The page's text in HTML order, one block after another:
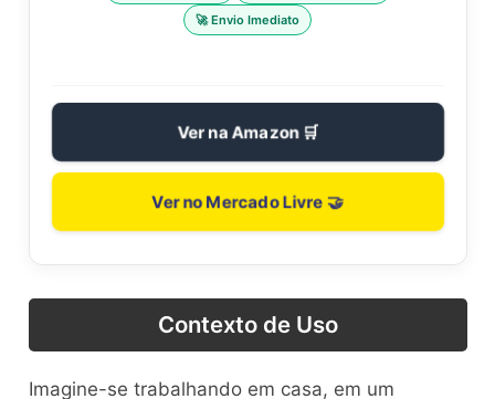
🚀 Envio Imediato
Ver na Amazon 🛒
Ver no Mercado Livre 🤝
Contexto de Uso
Imagine-se trabalhando em casa, em um